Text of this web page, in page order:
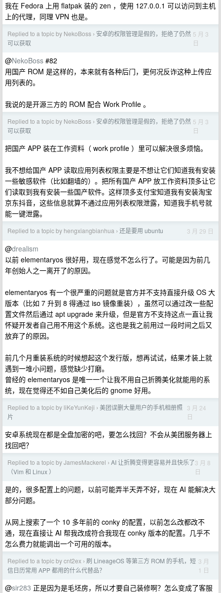
我在 Fedora 上用 flatpak 装的 zen ，使用 127.0.0.1 可以访问到主机
上的代理，同理 VPN 也是。
Replied to a topic by NekoBoss › 安卓的权限管理是假的，拒绝了仍然
可以获取
5 月 3
日
@NekoBoss #82
用国产 ROM 是这样的，本来就有各种后门，更何况反诈这种上传应
用列表的。
我说的是开源三方的 ROM 配合 Work Profile 。
Replied to a topic by NekoBoss › 安卓的权限管理是假的，拒绝了仍然
可以获取
5 月 3
日
把国产 APP 装在工作资料（ work profile ）里可以解决很多烦恼。
我不想给国产 APP 读取应用列表权限主要是不想让它们知道我有安装
一些敏感软件（比如翻墙的）。把所有国产 APP 放工作资料顶多让它
们读取到我有安装一些国产软件。这样顶多支付宝知道我有安装淘宝
京东抖音，这些信息就算不通过应用列表权限泄露，知道我手机号就
能一键泄露。
Replied to a topic by hengxiangbianhua › 还是要用 ubuntu 3 月 29 日
@drealism
以前 elementaryos 很好用，现在感觉不怎么行了。可能是因为前几
年创始人之一离开了的原因。
elementaryos 有一个很严重的问题就是官方并不支持直接升级 OS 大
版本（比如 7 升到 8 得通过 iso 镜像重装），虽然可以通过改一些配
置文件然后通过 apt upgrade 来升级，但是官方不支持这点一直让我
怀疑开发者自己用不用这个系统。这也是我之前用过一段时间之后又
放弃了的原因。
前几个月重装系统的时候想起这个发行版，想再试试，结果才装上就
遇到一堆小问题，感觉缺少打磨。
曾经的 elementaryos 是唯一一个让我不用自己折腾美化就能用的系
统，现在觉得还不如自己美化后的 gnome 好用。
Replied to a topic by liKeYunKeji › 美团误删大量用户的手机相册照
片
3 月 24
日
安卓系统现在都是全盘加密的吧，要怎么找回？不会从美团服务器上
找回吧？
Replied to a topic by JamesMackerel › AI 让折腾变得更容易并且快乐了
（Vim 和 Linux ）
3 月 8
日
是的，很多配置上的问题，以前可能弄半天弄不好，现在 AI 能解决大
部分问题。
从网上搜索了一个 10 多年前的 conky 的配置，以前怎么改都改不
通，现在直接让 AI 帮我改成符合我现在 conky 版本的配置。几乎不
怎么费力就能调出一个可用的版本。
Replied to a topic by cnt2ex › 刷 LineageOS 等第三方 ROM 的手机，短
信日历常用 APP 都用的什么代替品？
3 月
1 日
@sir283 正是因为是毛坯房，所以才要自己装修啊？怎么变成了客服